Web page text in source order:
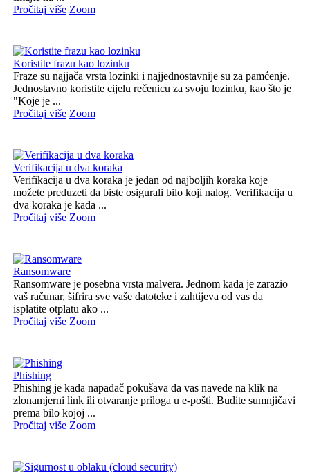
Pročitaj više Zoom
Koristite frazu kao lozinku
Fraze su najjača vrsta lozinki i najjednostavnije su za pamćenje.
Jednostavno koristite cijelu rečenicu za svoju lozinku, kao što je
"Koje je ...
Pročitaj više Zoom
Verifikacija u dva koraka
Verifikacija u dva koraka je jedan od najboljih koraka koje
možete preduzeti da biste osigurali bilo koji nalog. Verifikacija u
dva koraka je kada ...
Pročitaj više Zoom
Ransomware
Ransomware je posebna vrsta malvera. Jednom kada je zarazio
vaš računar, šifrira sve vaše datoteke i zahtijeva od vas da
isplatite otplatu ako ...
Pročitaj više Zoom
Phishing
Phishing je kada napadač pokušava da vas navede na klik na
zlonamjerni link ili otvaranje priloga u e-pošti. Budite sumnjičavi
prema bilo kojoj ...
Pročitaj više Zoom